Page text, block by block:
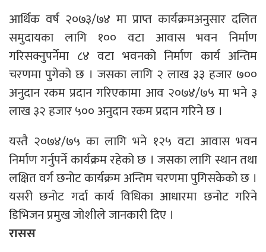
आर्थिक वर्ष २०७३/७४ मा प्राप्त कार्यक्रमअनुसार दलित
समुदायका लागि १०० वटा आवास भवन निर्माण
गरिसक्नुपर्नेमा ८४ वटा भवनको निर्माण कार्य अन्तिम
चरणमा पुगेको छ । जसका लागि २ लाख ३३ हजार ७००
अनुदान रकम प्रदान गरिएकामा आव २०७४/७५ मा भने ३
लाख ३२ हजार ५०० अनुदान रकम प्रदान गरिने छ ।
यस्तै २०७४/७५ का लागि भने १२५ वटा आवास भवन
निर्माण गर्नुपर्ने कार्यक्रम रहेको छ । जसका लागि स्थान तथा
लक्षित वर्ग छनोट कार्यक्रम अन्तिम चरणमा पुगिसकेको छ ।
यसरी छनोट गर्दा कार्य विधिका आधारमा छनोट गरिने
डिभिजन प्रमुख जोशीले जानकारी दिए ।
रासस